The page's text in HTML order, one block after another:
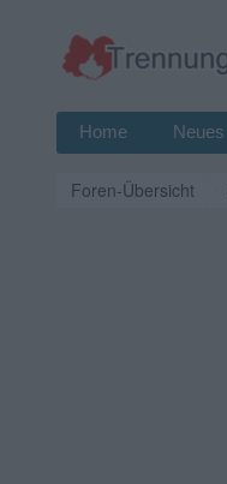
Home Neues
Foren-Übersicht